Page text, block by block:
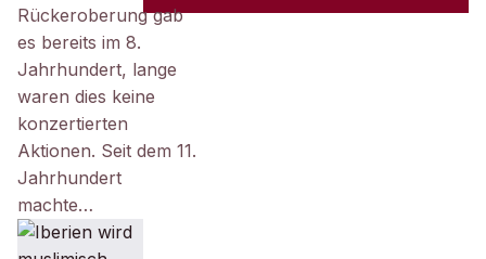
Rückeroberung gab
es bereits im 8.
Jahrhundert, lange
waren dies keine
konzertierten
Aktionen. Seit dem 11.
Jahrhundert
machte…